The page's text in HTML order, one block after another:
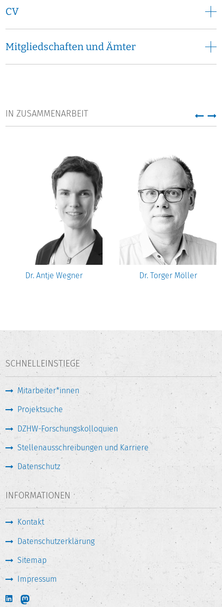
CV
Mitgliedschaften und Ämter
IN ZUSAMMENARBEIT
Dr. Antje Wegner Dr. Torger Möller
SCHNELLEINSTIEGE
Mitarbeiter*innen
Projektsuche
DZHW-Forschungskolloquien
Stellenausschreibungen und Karriere
Datenschutz
INFORMATIONEN
Kontakt
Datenschutzerklärung
Sitemap
Impressum